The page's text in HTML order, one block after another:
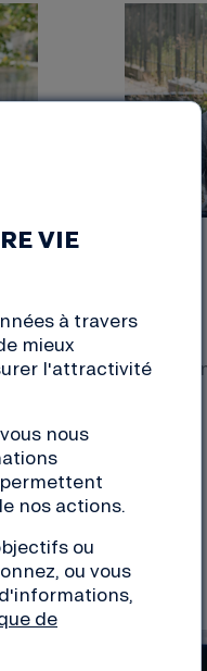
, Responsable
VIE
à travers
mieux
l'attractivité
nous
nos actions.
ou
ou vous
de